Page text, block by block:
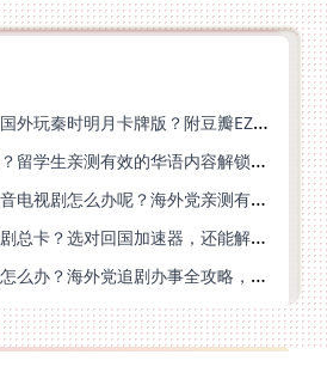
海外党必看：怎么在国外玩秦时明月卡牌版？附豆瓣EZCast地区限制破解法
海外怎么听酷我畅听？留学生亲测有效的华语内容解锁指南
在国外看不了央视影音电视剧怎么办呢？海外党亲测有效的回国加速方案
海外华人看国内电视剧总卡？选对回国加速器，还能解决菲律宾打不开反诈中心的问题
探花在比利时用不了怎么办？海外党追剧办事全攻略，选对加速器就够了